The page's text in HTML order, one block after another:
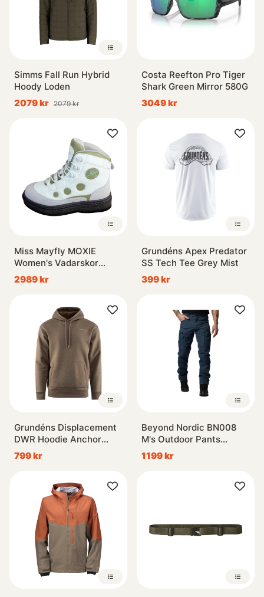
Simms Fall Run Hybrid
Hoody Loden
2079 kr 2079 kr
Costa Reefton Pro Tiger
Shark Green Mirror 580G
3049 kr
Miss Mayfly MOXIE
Women's Vadarskor
Filtsula Sole Sage
2989 kr
Grundéns Apex Predator
SS Tech Tee Grey Mist
399 kr
Grundéns Displacement
DWR Hoodie Anchor
Otter Heather
799 kr
Beyond Nordic BN008
M's Outdoor Pants
Midnight Navy
1199 kr